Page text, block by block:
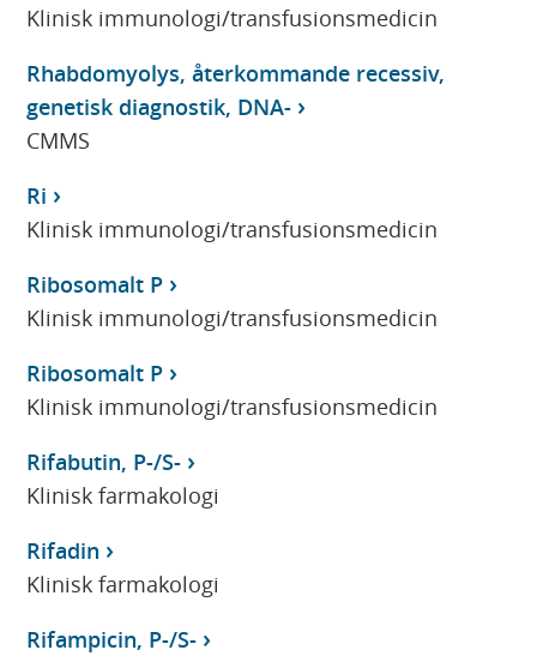
Klinisk immunologi/transfusionsmedicin
Rhabdomyolys, återkommande recessiv,
genetisk diagnostik, DNA-
CMMS
Ri
Klinisk immunologi/transfusionsmedicin
Ribosomalt P
Klinisk immunologi/transfusionsmedicin
Ribosomalt P
Klinisk immunologi/transfusionsmedicin
Rifabutin, P-/S-
Klinisk farmakologi
Rifadin
Klinisk farmakologi
Rifampicin, P-/S-